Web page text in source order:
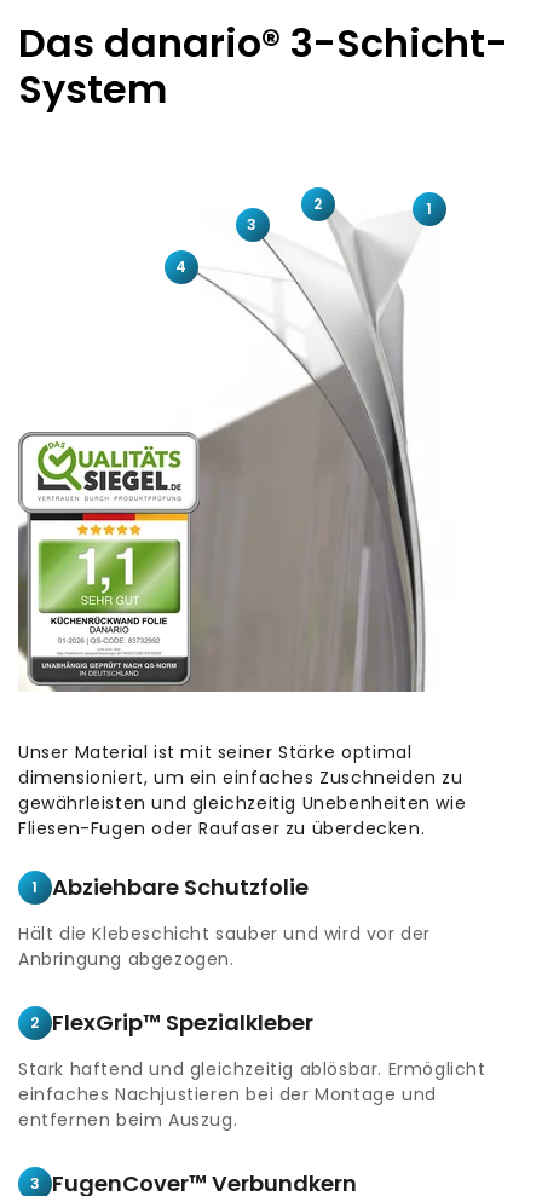
Das danario® 3-Schicht-
System
1
2
3
4
Unser Material ist mit seiner Stärke optimal
dimensioniert, um ein einfaches Zuschneiden zu
gewährleisten und gleichzeitig Unebenheiten wie
Fliesen-Fugen oder Raufaser zu überdecken.
1 Abziehbare Schutzfolie
Hält die Klebeschicht sauber und wird vor der
Anbringung abgezogen.
2 FlexGrip™ Spezialkleber
Stark haftend und gleichzeitig ablösbar. Ermöglicht
einfaches Nachjustieren bei der Montage und
entfernen beim Auszug.
3 FugenCover™ Verbundkern